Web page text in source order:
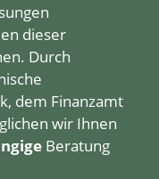
dieser
Durch
dem Finanzamt
wir Ihnen
Beratung